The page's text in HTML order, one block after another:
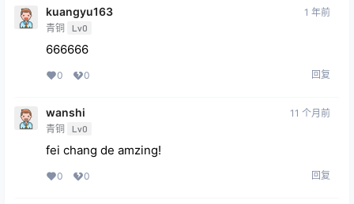
kuangyu163
青铜 Lv0
1 年前
666666
0 0 回复
wanshi
青铜 Lv0
11 个月前
fei chang de amzing!
0 0 回复